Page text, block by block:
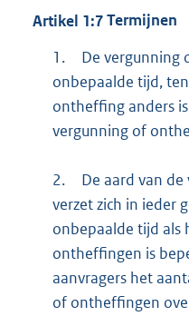
Artikel 1:7Termijnen
1.
De
onbepaalde tijd,
ontheffing anders
vergunning of
2.
De aard van
verzet zich in ieder
onbepaalde tijd als
ontheffingen is
aanvragers het
of ontheffingen